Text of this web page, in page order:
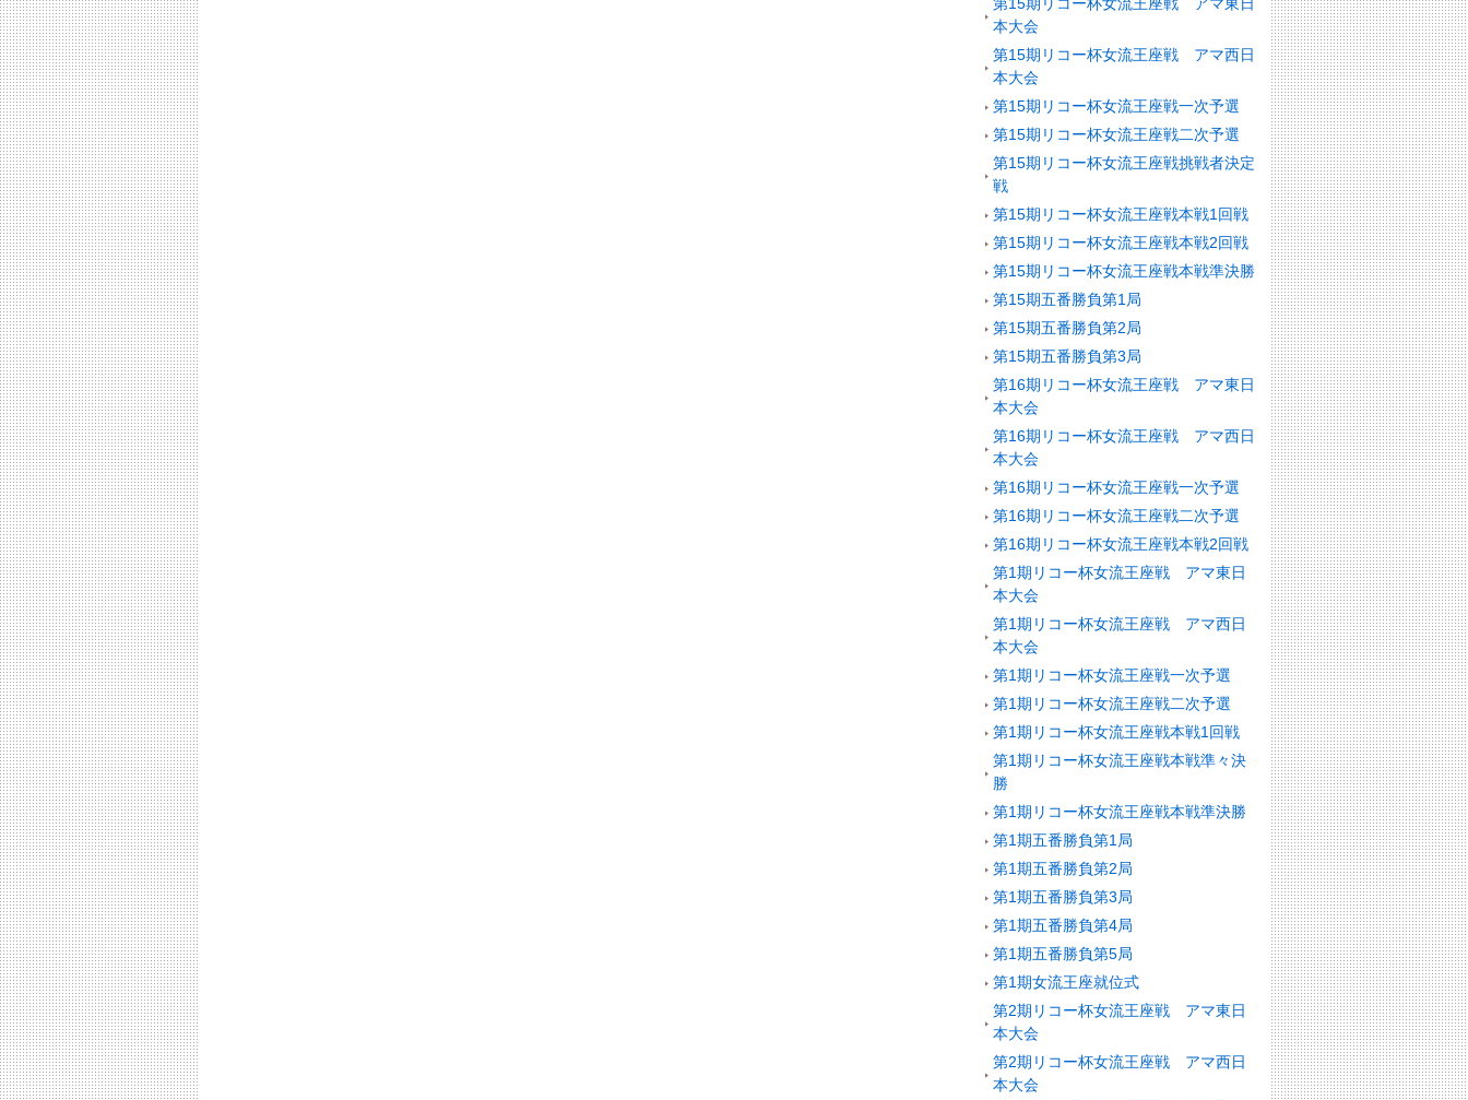
本大会
第15期リコー杯女流王座戦 アマ西日
本大会
第15期リコー杯女流王座戦一次予選
第15期リコー杯女流王座戦二次予選
第15期リコー杯女流王座戦挑戦者決定
戦
第15期リコー杯女流王座戦本戦1回戦
第15期リコー杯女流王座戦本戦2回戦
第15期リコー杯女流王座戦本戦準決勝
第15期五番勝負第1局
第15期五番勝負第2局
第15期五番勝負第3局
第16期リコー杯女流王座戦 アマ東日
本大会
第16期リコー杯女流王座戦 アマ西日
本大会
第16期リコー杯女流王座戦一次予選
第16期リコー杯女流王座戦二次予選
第16期リコー杯女流王座戦本戦2回戦
第1期リコー杯女流王座戦 アマ東日
本大会
第1期リコー杯女流王座戦 アマ西日
本大会
第1期リコー杯女流王座戦一次予選
第1期リコー杯女流王座戦二次予選
第1期リコー杯女流王座戦本戦1回戦
第1期リコー杯女流王座戦本戦準々決
勝
第1期リコー杯女流王座戦本戦準決勝
第1期五番勝負第1局
第1期五番勝負第2局
第1期五番勝負第3局
第1期五番勝負第4局
第1期五番勝負第5局
第1期女流王座就位式
第2期リコー杯女流王座戦 アマ東日
本大会
第2期リコー杯女流王座戦 アマ西日
本大会